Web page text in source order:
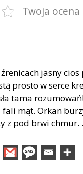
Twoja ocena
źrenicach jasny
prosto w serce
tama
fali mąt. Orkan
z pod brwi chmur.